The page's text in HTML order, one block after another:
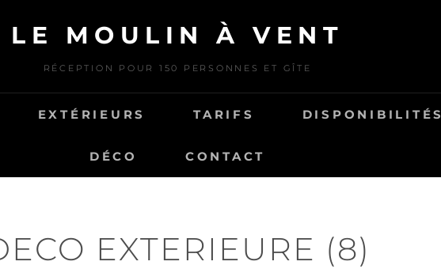
LE MOULIN À VENT
RÉCEPTION POUR 150 PERSONNES ET GÎTE
EXTÉRIEURS TARIFS DISPONIBILITÉS
DÉCO CONTACT
EXTERIEURE (8)